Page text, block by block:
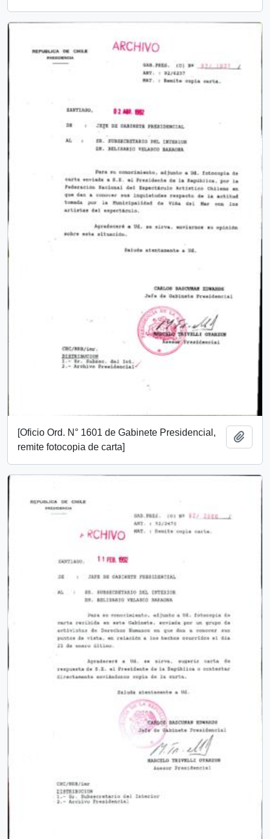
[Oficio Ord. N° 1601 de Gabinete Presidencial,
remite fotocopia de carta]